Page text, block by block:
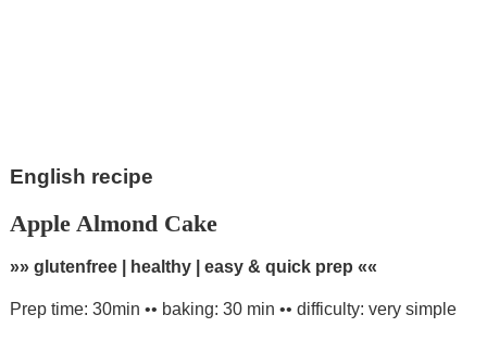
English recipe
Apple Almond Cake
»» glutenfree | healthy | easy & quick prep ««
Prep time: 30min •• baking: 30 min •• difficulty: very simple